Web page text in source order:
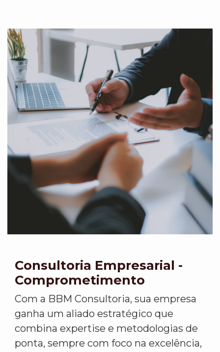
Consultoria Empresarial -
Comprometimento
Com a BBM Consultoria, sua empresa
ganha um aliado estratégico que
combina expertise e metodologias de
ponta, sempre com foco na excelência,